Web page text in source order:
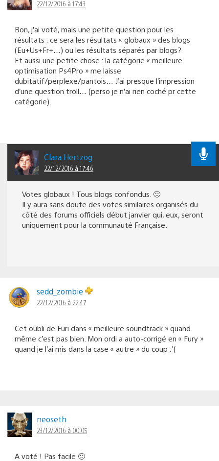
22/12/2016 à 17:43
Bon, j’ai voté, mais une petite question pour les
résultats : ce sera les résultats « globaux » des blogs
(Eu+Us+Fr+…) ou les résultats séparés par blogs?
Et aussi une petite chose : la catégorie « meilleure
optimisation Ps4Pro » me laisse
dubitatif/perplexe/pantois… J’ai presque l’impression
d’une question troll… (perso je n’ai rien coché pr cette
catégorie).
Clara Hertzog
22/12/2016 à 17:46
Votes globaux ! Tous blogs confondus. 🙂
Il y aura sans doute des votes similaires organisés du
côté des forums officiels début janvier qui, eux, seront
uniquement pour la communauté Française.
sedd_zombie
22/12/2016 à 22:47
Cet oubli de Furi dans « meilleure soundtrack » quand
même c’est pas bien. Mon ordi a auto-corrigé en « Fury »
quand je l’ai mis dans la case « autre » du coup :'(
neoseth
23/12/2016 à 00:05
A voté ! Pas facile 🙂